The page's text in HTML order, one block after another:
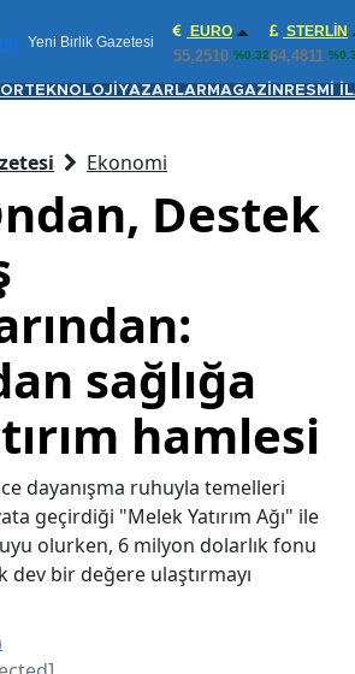
Yeni Birlik Gazetesi
EURO
55,2510 %0.32
STERLIN
64,4811
TEKNOLOJİ YAZARLAR MAGAZİN RESMİ
Ekonomi
Destek
sağlığa
hamlesi
dayanışma ruhuyla temelleri
geçirdiği "Melek Yatırım Ağı" ile
olurken, 6 milyon dolarlık fonu
dev bir değere ulaştırmayı